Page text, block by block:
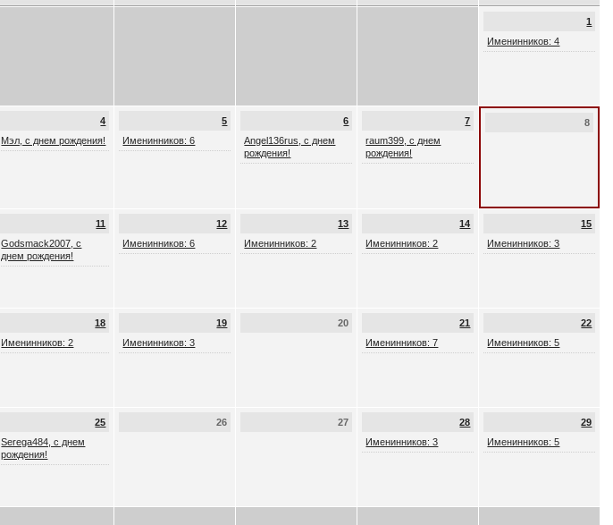
1
Именинников: 4
4
Мэл, с днем рождения!
5
Именинников: 6
6
Angel136rus, с днем
рождения!
7
raum399, с днем
рождения!
8
11
Godsmack2007, с
днем рождения!
12
Именинников: 6
13
Именинников: 2
14
Именинников: 2
15
Именинников: 3
18
Именинников: 2
19
Именинников: 3
20
21
Именинников: 7
22
Именинников: 5
25
Serega484, с днем
рождения!
26 27
28
Именинников: 3
29
Именинников: 5